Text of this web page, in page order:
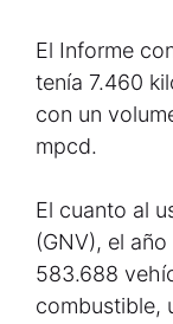
El Informe
tenía 7.460
con un
mpcd.
El cuanto al
(GNV), el
583.688
combustible,